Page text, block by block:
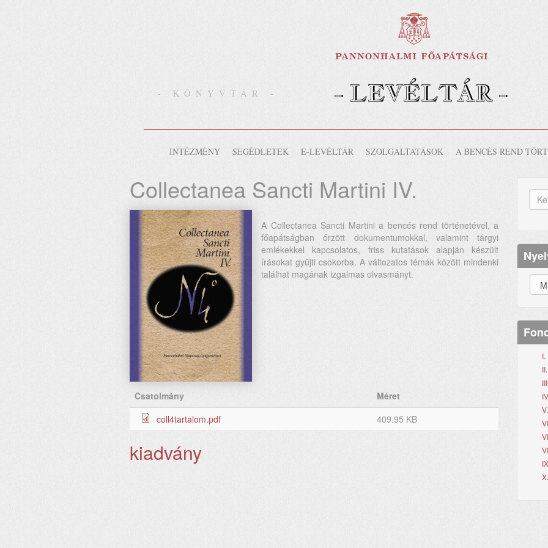
- KÖNYVTÁR - - LEVÉLTÁR -
INTÉZMÉNY SEGÉDLETEK E-LEVÉLTÁR SZOLGÁLTATÁSOK A BENCÉS REND
Collectanea Sancti Martini IV.
A Collectanea Sancti Martini a bencés rend történetével, a
főapátságban őrzött dokumentumokkal, valamint tárgyi
emlékekkel kapcsolatos, friss kutatások alapján készült
írásokat gyűjti csokorba. A változatos témák között mindenki
találhat magának izgalmas olvasmányt.
Csatolmány
Méret
coll4tartalom.pdf
409.95 KB
kiadvány